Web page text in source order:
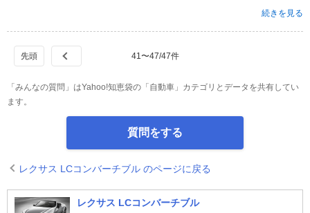
続きを見る
41 〜47/47件
「みんなの質問」はYahoo!知恵袋の「自動車」カテゴリとデータを共有してい
ます。
質問をする
レクサス LCコンバーチブル のページに戻る
レクサス LCコンバーチブル